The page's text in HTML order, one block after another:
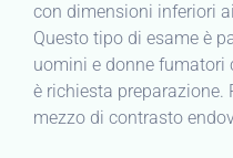
con dimensioni inferiori
Questo tipo di esame è
uomini e donne fumatori
è richiesta
mezzo di contrasto